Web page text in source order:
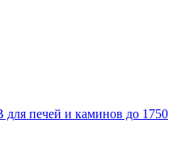
печей и каминов до 1750